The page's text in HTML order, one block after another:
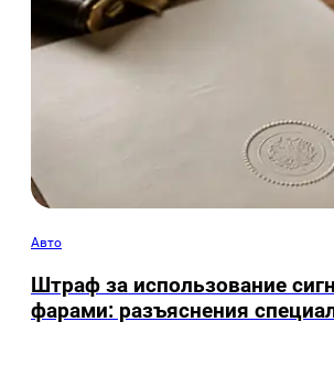
Авто
Штраф за использование
фарами: разъяснения